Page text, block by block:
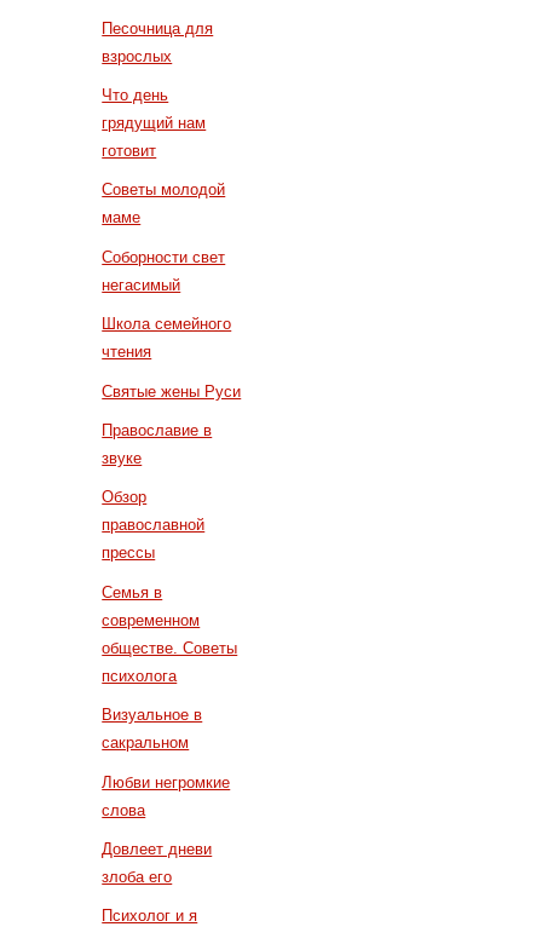
Песочница для
взрослых
Что день
грядущий нам
готовит
Советы молодой
маме
Соборности свет
негасимый
Школа семейного
чтения
Святые жены Руси
Православие в
звуке
Обзор
православной
прессы
Семья в
современном
обществе. Советы
психолога
Визуальное в
сакральном
Любви негромкие
слова
Довлеет дневи
злоба его
Психолог и я